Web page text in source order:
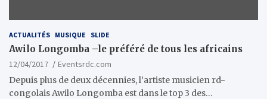
ACTUALITÉS MUSIQUE SLIDE
Awilo Longomba –le préféré de tous les africains
12/04/2017
Eventsrdc.com
Depuis plus de deux décennies, l’artiste musicien rd-
congolais Awilo Longomba est dans le top 3 des…